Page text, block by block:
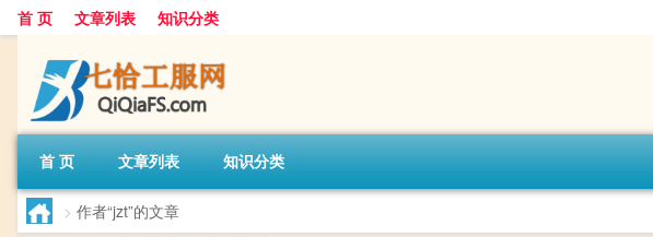
首 页 文章列表 知识分类
首 页 文章列表 知识分类
> 作者“jzt”的文章